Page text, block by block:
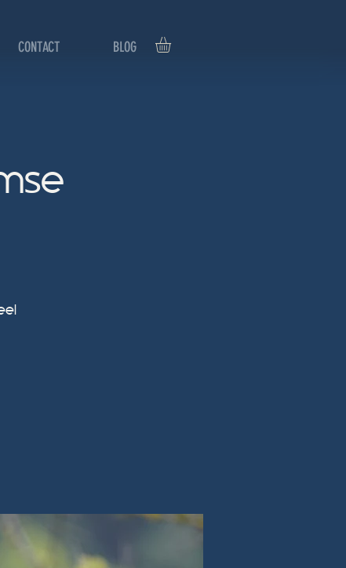
CONTACT BLOG